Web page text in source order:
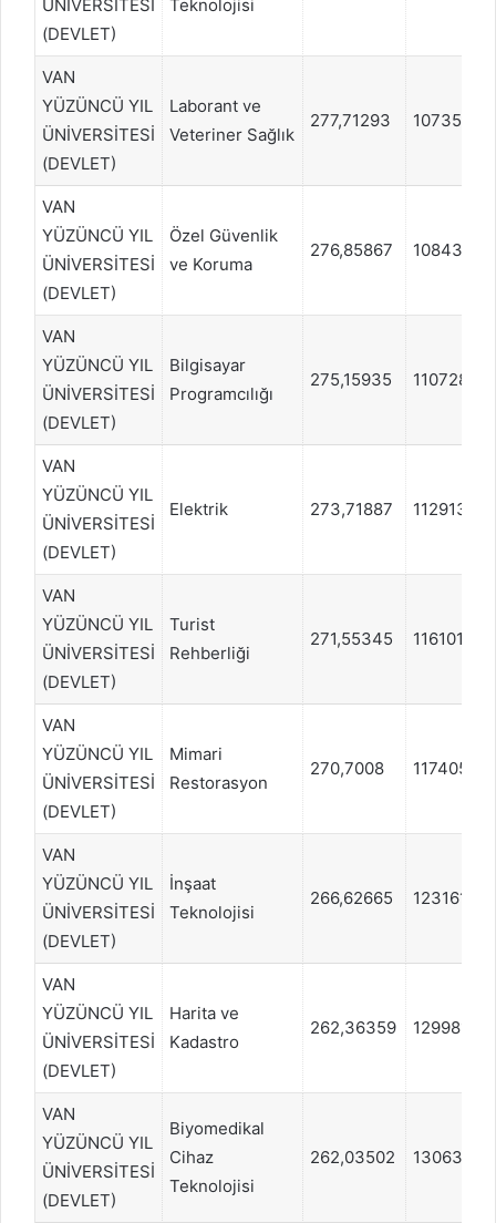
ÜNİVERSİTESİ
(DEVLET)
Teknolojisi
VAN
YÜZÜNCÜ YIL
ÜNİVERSİTESİ
(DEVLET)
Laborant ve
Veteriner Sağlık
277,71293 1073546
VAN
YÜZÜNCÜ YIL
ÜNİVERSİTESİ
(DEVLET)
Özel Güvenlik
ve Koruma
276,85867 1084342
VAN
YÜZÜNCÜ YIL
ÜNİVERSİTESİ
(DEVLET)
Bilgisayar
Programcılığı
275,15935 1107287
VAN
YÜZÜNCÜ YIL
ÜNİVERSİTESİ
(DEVLET)
Elektrik 273,71887 1129133
VAN
YÜZÜNCÜ YIL
ÜNİVERSİTESİ
(DEVLET)
Turist
Rehberliği
271,55345 1161015
VAN
YÜZÜNCÜ YIL
ÜNİVERSİTESİ
(DEVLET)
Mimari
Restorasyon
270,7008 1174055
VAN
YÜZÜNCÜ YIL
ÜNİVERSİTESİ
(DEVLET)
İnşaat
Teknolojisi
266,62665 1231619
VAN
YÜZÜNCÜ YIL
ÜNİVERSİTESİ
(DEVLET)
Harita ve
Kadastro
262,36359 1299814
VAN
YÜZÜNCÜ YIL
ÜNİVERSİTESİ
(DEVLET)
Biyomedikal
Cihaz
Teknolojisi
262,03502 1306309